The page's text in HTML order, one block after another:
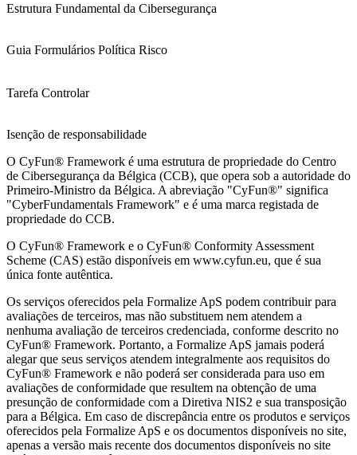
Estrutura Fundamental da Cibersegurança
Guia Formulários Política Risco
Tarefa Controlar
Isenção de responsabilidade
O CyFun® Framework é uma estrutura de propriedade do Centro
de Cibersegurança da Bélgica (CCB), que opera sob a autoridade do
Primeiro-Ministro da Bélgica. A abreviação "CyFun®" significa
"CyberFundamentals Framework" e é uma marca registada de
propriedade do CCB.
O CyFun® Framework e o CyFun® Conformity Assessment
Scheme (CAS) estão disponíveis em www.cyfun.eu, que é sua
única fonte autêntica.
Os serviços oferecidos pela Formalize ApS podem contribuir para
avaliações de terceiros, mas não substituem nem atendem a
nenhuma avaliação de terceiros credenciada, conforme descrito no
CyFun® Framework. Portanto, a Formalize ApS jamais poderá
alegar que seus serviços atendem integralmente aos requisitos do
CyFun® Framework e não poderá ser considerada para uso em
avaliações de conformidade que resultem na obtenção de uma
presunção de conformidade com a Diretiva NIS2 e sua transposição
para a Bélgica. Em caso de discrepância entre os produtos e serviços
oferecidos pela Formalize ApS e os documentos disponíveis no site,
apenas a versão mais recente dos documentos disponíveis no site